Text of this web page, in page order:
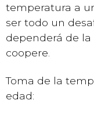
temperatura a
ser todo un
dependerá de
coopere.
Toma de la
edad: